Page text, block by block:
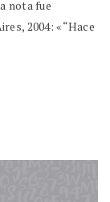
nota fue
2004: «“Hace